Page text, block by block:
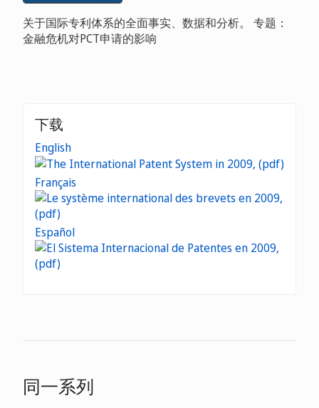
关于国际专利体系的全面事实、数据和分析。 专题：
金融危机对PCT申请的影响
下载
English
Français
Español
同一系列